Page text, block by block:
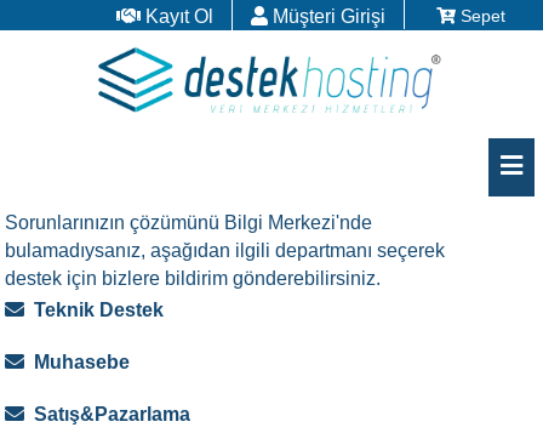
Sepet
Müşteri Girişi
Kayıt Ol
Sorunlarınızın çözümünü Bilgi Merkezi'nde
bulamadıysanız, aşağıdan ilgili departmanı seçerek
destek için bizlere bildirim gönderebilirsiniz.
Teknik Destek
Muhasebe
Satış&Pazarlama